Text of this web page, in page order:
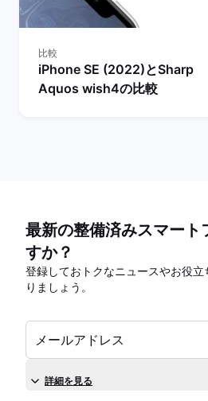
比較
iPhone SE (2022)とSharp
Aquos wish4の比較
最新の整備済みスマート
すか？
登録しておトクなニュースやお役
りましょう。
メールアドレス
詳細を見る